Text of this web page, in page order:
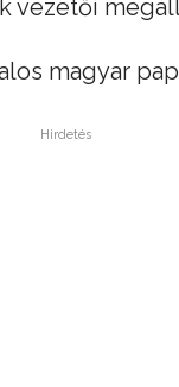
vezetői
magyar
Hirdetés